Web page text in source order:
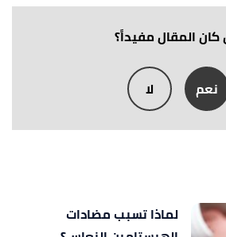
,
Retrieved
, Retrieved 14/3/
Retrieved
المقال مفيداً؟
نعم لا
لماذا تسبب مضادات